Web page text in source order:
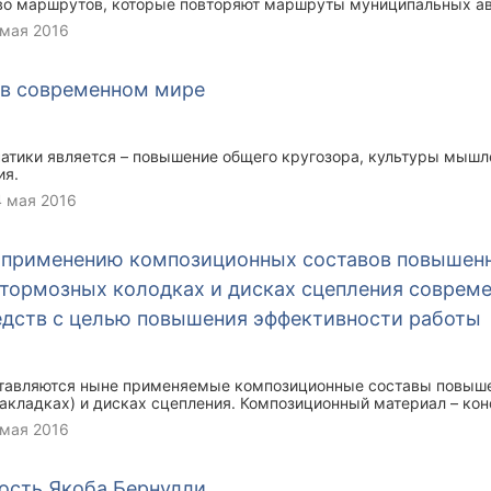
маршрутов, которые повторяют маршруты муниципальных
потоков на улично-дорожной сети. Возникли
улично-дорожной сети, но и на остановочных пунктах,
2016
современном мире
является – повышение общего кругозора, культуры
мая 2016
композиционных составов
колодках и дисках сцепления
с целью повышения эффективности работы
ныне применяемые композиционные составы
и дисках сцепления. Композиционный материал –
материал, в котором имеются усиливающие его
более прочного материала. Сейчас на рынке существуют
2016